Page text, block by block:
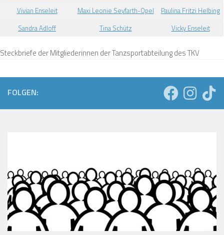
Vivian Enseleit
Maxi Leonie Seyfarth-Opel
Paulina Fritzi Helbing
Sandra Adloff
Tina Schütz Vicky Enseleit
Steckbriefe der Mitgliederinnen der Tanzsportabteilung des TKV
FOLGEN: